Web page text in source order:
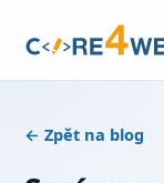
← Zpět na blog